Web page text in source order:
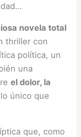
novela total
thriller con
política, un
una
el dolor, la
único que
que, como